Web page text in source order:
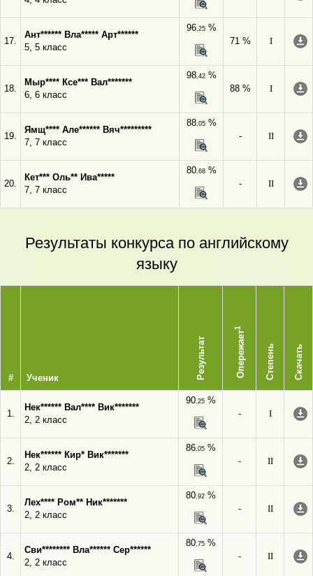
17.
Ант****** Вла***** Арт******
5, 5 класс
96,25%
71 %
I
18.
Мыр**** Ксе*** Вал*******
6, 6 класс
98,42%
88 %
I
19.
Ямщ**** Але****** Вяч*********
7, 7 класс
88,05%
-
II
20.
Кет*** Оль** Ива*****
7, 7 класс
80,68%
-
II
Результаты конкурса по английскому
языку
# Ученик Результат Опережает
1
Степень Скачать
1.
Нек****** Вал**** Вик*******
2, 2 класс
90,25%
-
I
2.
Нек****** Кир* Вик*******
2, 2 класс
86,05%
-
II
3.
Лех**** Ром** Ник*******
2, 2 класс
80,92%
-
II
4.
Сви******** Вла****** Сер******
2, 2 класс
80,75%
-
II